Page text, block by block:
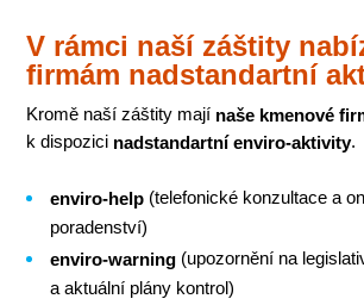
V rámci naší záštity
firmám nadstandartní
Kromě naší záštity mají naše kmenové
k dispozici nadstandartní enviro-aktivity.
enviro-help (telefonické konzultace a
poradenství)
enviro-warning (upozornění na
a aktuální plány kontrol)